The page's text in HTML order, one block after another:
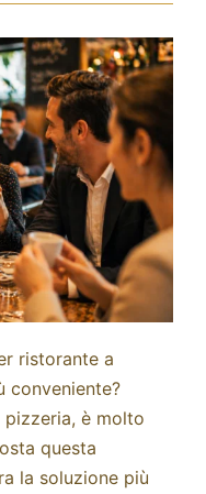
ristorante a
conveniente?
pizzeria, è molto
questa
la soluzione più